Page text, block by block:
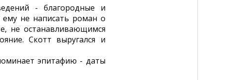
- благородные и
не написать роман о
не останавливающимся
Скотт выругался и
эпитафию - даты